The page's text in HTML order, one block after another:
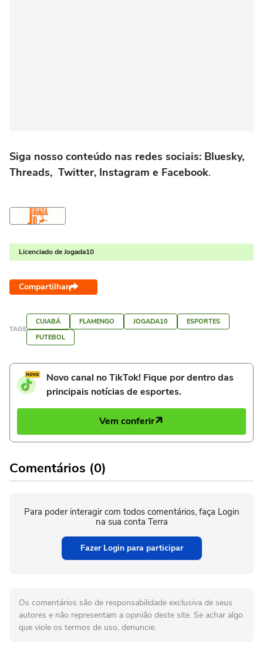
Siga nosso conteúdo nas redes sociais: Bluesky,
Threads, Twitter, Instagram e Facebook.
Licenciado de Jogada10
Compartilhar
TAGS
CUIABÁ FLAMENGO JOGADA10
ESPORTES
FUTEBOL
Novo canal no TikTok! Fique por dentro das
principais notícias de esportes.
Vem conferir
Comentários (0)
Para poder interagir com todos comentários, faça Login
na sua conta Terra
Fazer Login para participar
Os comentários são de responsabilidade exclusiva de seus
autores e não representam a opinião deste site. Se achar algo
que viole os termos de uso, denuncie.